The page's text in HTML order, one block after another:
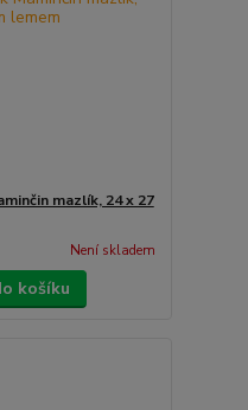
mazlík, 24 x 27
Není skladem
košíku